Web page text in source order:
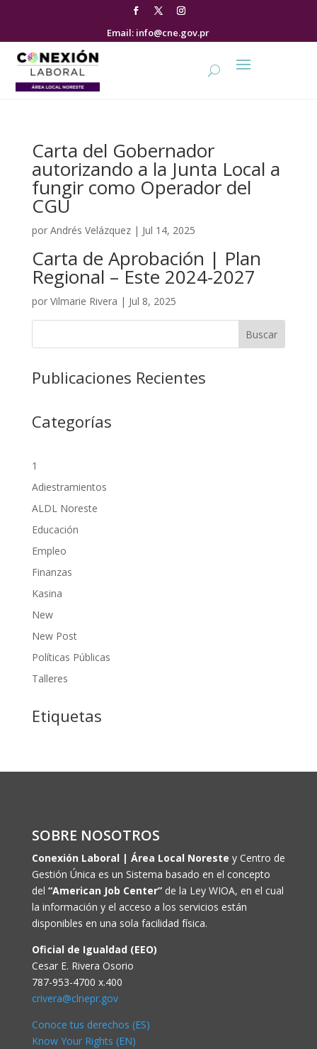
Email: info@cne.gov.pr
Carta del Gobernador
autorizando a la Junta Local a
fungir como Operador del
CGU
por Andrés Velázquez| Jul 14, 2025
Carta de Aprobación | Plan
Regional – Este 2024-2027
por Vilmarie Rivera | Jul 8, 2025
Buscar
Publicaciones Recientes
Categorías
1
Adiestramientos
ALDL Noreste
Educación
Empleo
Finanzas
Kasina
New
New Post
Políticas Públicas
Talleres
Etiquetas
SOBRE NOSOTROS
Conexión Laboral | Área Local Noreste y Centro de
Gestión Única es un Sistema basado en el concepto
del “American Job Center”de la Ley WIOA, en el cual
la información y el acceso a los servicios están
disponibles en una sola facilidad física.
Oficial de Igualdad (EEO)
Cesar E. Rivera Osorio
787-953-4700 x.400
crivera@clnepr.gov
Conoce tus derechos (ES)
Know Your Rights (EN)